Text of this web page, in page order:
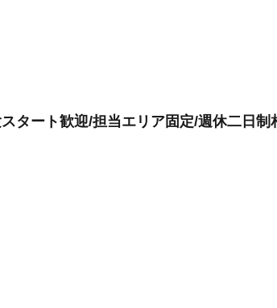
タート歓迎/担当エリア固定/週休二日